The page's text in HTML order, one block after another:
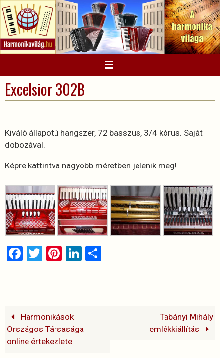
Megszakítás
Excelsior 302B
Kiváló állapotú hangszer, 72 basszus, 3/4 kórus. Saját
dobozával.
Képre kattintva nagyobb méretben jelenik meg!
F
o
o
k
T
Pi
t
Li
Harmonikások
Országos Társasága
online értekezlete
Tabányi Mihály
emlékkiállítás